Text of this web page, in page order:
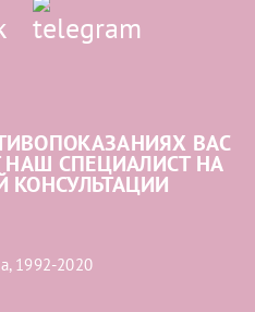
ВАС
НАШ СПЕЦИАЛИСТ НА
КОНСУЛЬТАЦИИ
1992-2020